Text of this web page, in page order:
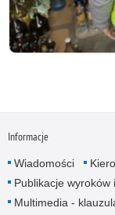
Informacje
Wiadomości
Publikacje wyroków
Multimedia -